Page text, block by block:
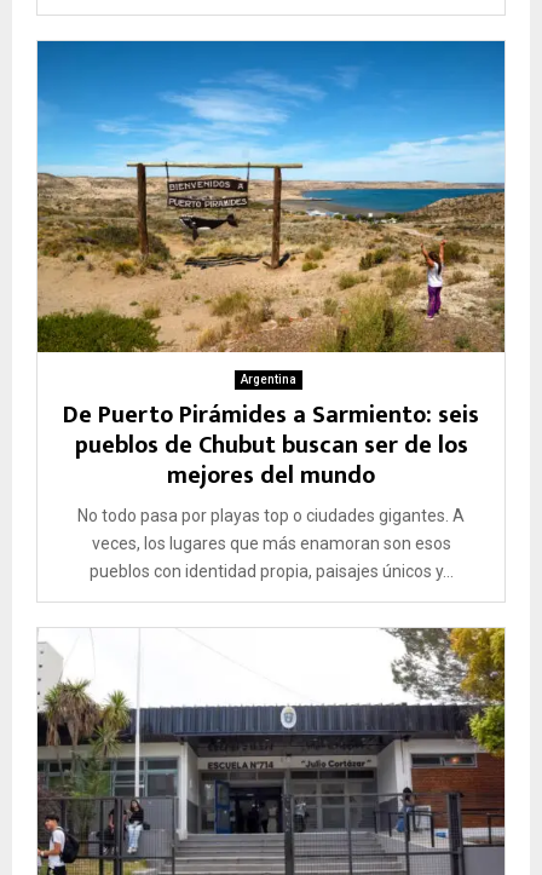
Argentina
De Puerto Pirámides a Sarmiento: seis
pueblos de Chubut buscan ser de los
mejores del mundo
No todo pasa por playas top o ciudades gigantes. A
veces, los lugares que más enamoran son esos
pueblos con identidad propia, paisajes únicos y...